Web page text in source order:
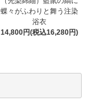
蝶々がふわりと舞う注染
浴衣
14,800円(税込16,280円)